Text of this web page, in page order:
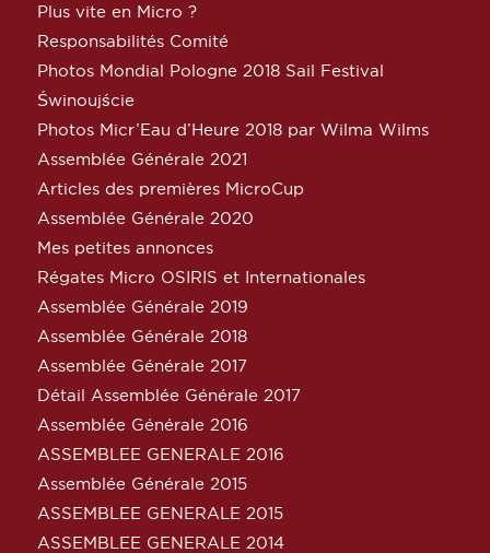
Plus vite en Micro ?
Responsabilités Comité
Photos Mondial Pologne 2018 Sail Festival
Świnoujście
Photos Micr’Eau d’Heure 2018 par Wilma Wilms
Assemblée Générale 2021
Articles des premières MicroCup
Assemblée Générale 2020
Mes petites annonces
Régates Micro OSIRIS et Internationales
Assemblée Générale 2019
Assemblée Générale 2018
Assemblée Générale 2017
Détail Assemblée Générale 2017
Assemblée Générale 2016
ASSEMBLEE GENERALE 2016
Assemblée Générale 2015
ASSEMBLEE GENERALE 2015
ASSEMBLEE GENERALE 2014